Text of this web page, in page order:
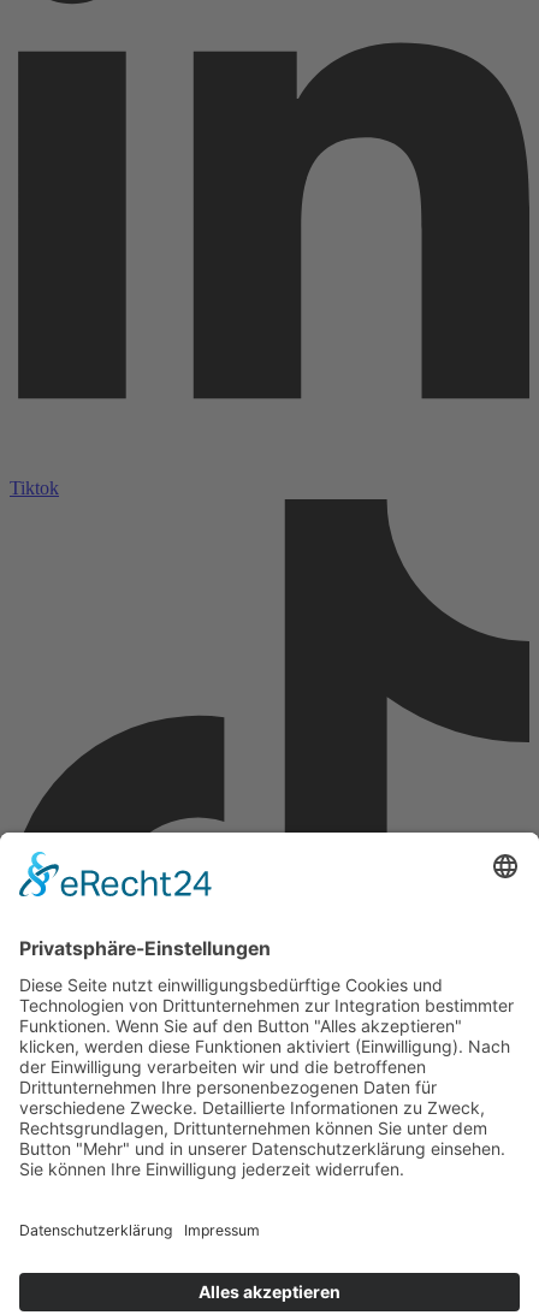
Tiktok
Copyright © 2026 Montagsfreude
E-Mail